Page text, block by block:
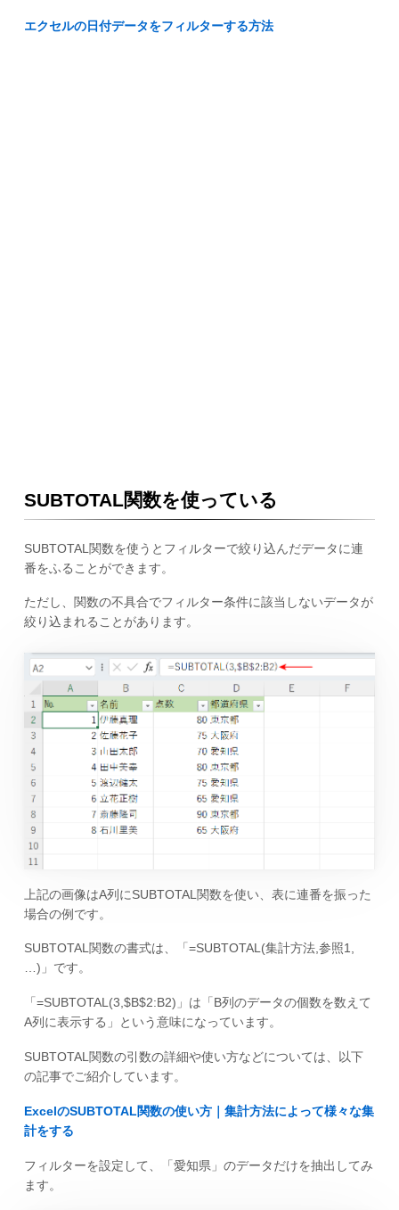
エクセルの日付データをフィルターする方法
SUBTOTAL関数を使っている
SUBTOTAL関数を使うとフィルターで絞り込んだデータに連
番をふることができます。
ただし、関数の不具合でフィルター条件に該当しないデータが
絞り込まれることがあります。
上記の画像はA列にSUBTOTAL関数を使い、表に連番を振った
場合の例です。
SUBTOTAL関数の書式は、「=SUBTOTAL(集計方法,参照1,
…)」です。
「=SUBTOTAL(3,$B$2:B2)」は「B列のデータの個数を数えて
A列に表示する」という意味になっています。
SUBTOTAL関数の引数の詳細や使い方などについては、以下
の記事でご紹介しています。
ExcelのSUBTOTAL関数の使い方｜集計方法によって様々な集
計をする
フィルターを設定して、「愛知県」のデータだけを抽出してみ
ます。